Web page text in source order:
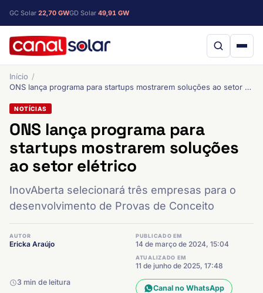
GC Solar 22,70 GWGD Solar 49,91 GW
Início
ONS lança programa para startups mostrarem soluções ao setor elétrico
NOTÍCIAS
ONS lança programa para
startups mostrarem soluções
ao setor elétrico
InovAberta selecionará três empresas para o
desenvolvimento de Provas de Conceito
AUTOR
Ericka Araújo
PUBLICADO EM
14 de março de 2024, 15:04
ATUALIZADO EM
11 de junho de 2025, 17:48
3 min de leitura
Canal no WhatsApp